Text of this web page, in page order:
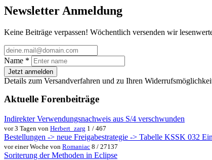
Newsletter Anmeldung
Keine Beiträge verpassen! Wöchentlich versenden wir
Name *
Jetzt anmelden
Details zum Versandverfahren und zu Ihren
Aktuelle Forenbeiträge
Indirekter Verwendungsnachweis aus S/4 verschwunden
vor 3 Tagen von Herbert_zarg 1 / 467
Bestellungen -> neue Freigabestrategie -> Tabelle KSSK 032
vor einer Woche von Romaniac 8 / 27137
Soriterung der Methoden in Eclipse